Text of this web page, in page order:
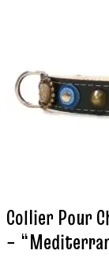
Collier Pour
–